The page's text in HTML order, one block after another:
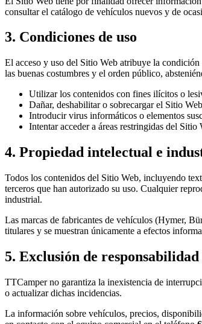
consultar el catálogo de vehículos nuevos y de
3. Condiciones de uso
El acceso y uso del Sitio Web atribuye la condición
las buenas costumbres y el orden público,
Utilizar los contenidos con fines ilícitos o
Dañar, deshabilitar o sobrecargar el Sitio
Introducir virus informáticos o elementos
Intentar acceder a áreas restringidas del
4. Propiedad intelectual e
Todos los contenidos del Sitio Web, incluyendo
terceros que han autorizado su uso. Cualquier
industrial.
Las marcas de fabricantes de vehículos (Hymer,
titulares y se muestran únicamente a efectos
5. Exclusión de responsabilidad
TTCamperno garantiza la inexistencia de
o actualizar dichas incidencias.
La información sobre vehículos, precios,